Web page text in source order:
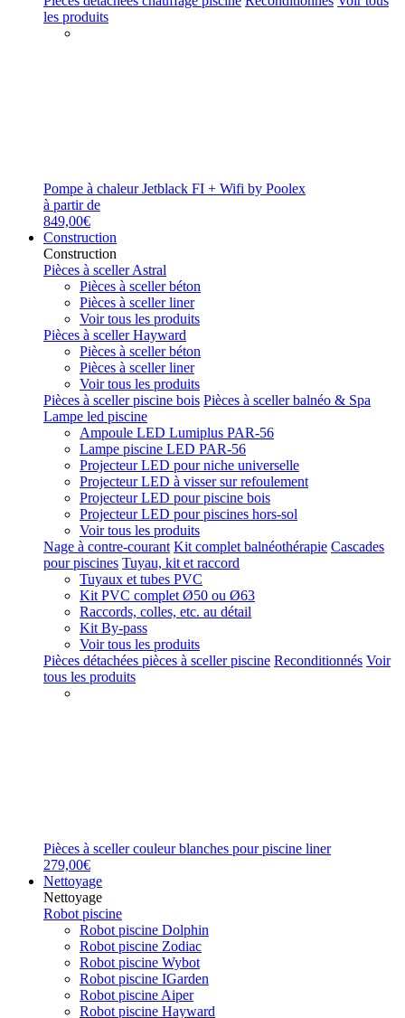
les produits
Pompe à chaleur Jetblack FI + Wifi by Poolex
à partir de
849,00€
Construction
Construction
Pièces à sceller Astral
Pièces à sceller béton
Pièces à sceller liner
Voir tous les produits
Pièces à sceller Hayward
Pièces à sceller béton
Pièces à sceller liner
Voir tous les produits
Pièces à sceller piscine bois Pièces à sceller balnéo & Spa
Lampe led piscine
Ampoule LED Lumiplus PAR-56
Lampe piscine LED PAR-56
Projecteur LED pour niche universelle
Projecteur LED à visser sur refoulement
Projecteur LED pour piscine bois
Projecteur LED pour piscines hors-sol
Voir tous les produits
Nage à contre-courant Kit complet balnéothérapie Cascades
pour piscines Tuyau, kit et raccord
Tuyaux et tubes PVC
Kit PVC complet Ø50 ou Ø63
Raccords, colles, etc. au détail
Kit By-pass
Voir tous les produits
Pièces détachées pièces à sceller piscine Reconditionnés Voir
tous les produits
Pièces à sceller couleur blanches pour piscine liner
279,00€
Nettoyage
Nettoyage
Robot piscine
Robot piscine Dolphin
Robot piscine Zodiac
Robot piscine Wybot
Robot piscine IGarden
Robot piscine Aiper
Robot piscine Hayward